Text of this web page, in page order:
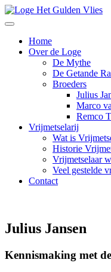
Home
Over de Loge
De Mythe
De Getande
Broeders
Julius
Marco
Remco
Vrijmetselarij
Wat is
Historie
Vrijmetselaar
Veel gestelde
Contact
Julius Jansen
Kennismaking met